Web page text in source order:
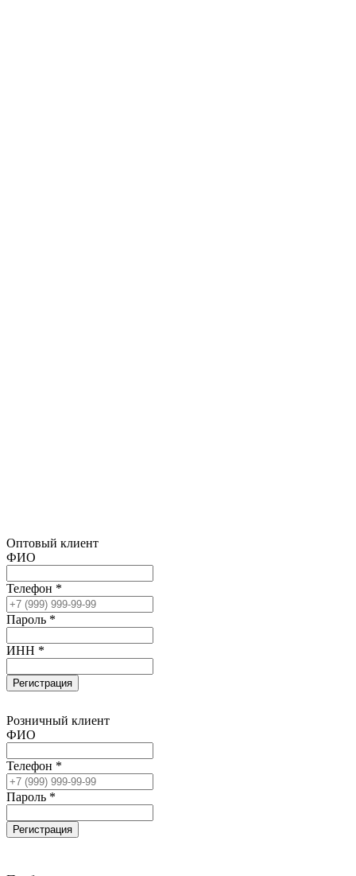
Оптовый клиент
ФИО
Телефон *
Пароль *
ИНН *
Регистрация
Розничный клиент
ФИО
Телефон *
Пароль *
Регистрация